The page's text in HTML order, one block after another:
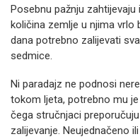
Posebnu pažnju
količina zemlje u njima
dana potrebno zalijevati
sedmice.
Ni paradajz ne podnosi
tokom ljeta, potrebno mu
čega stručnjaci
zalijevanje. Neujednačeno